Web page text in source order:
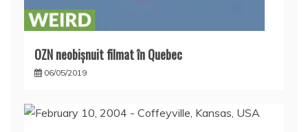
OZN neobișnuit filmat în Quebec
06/05/2019